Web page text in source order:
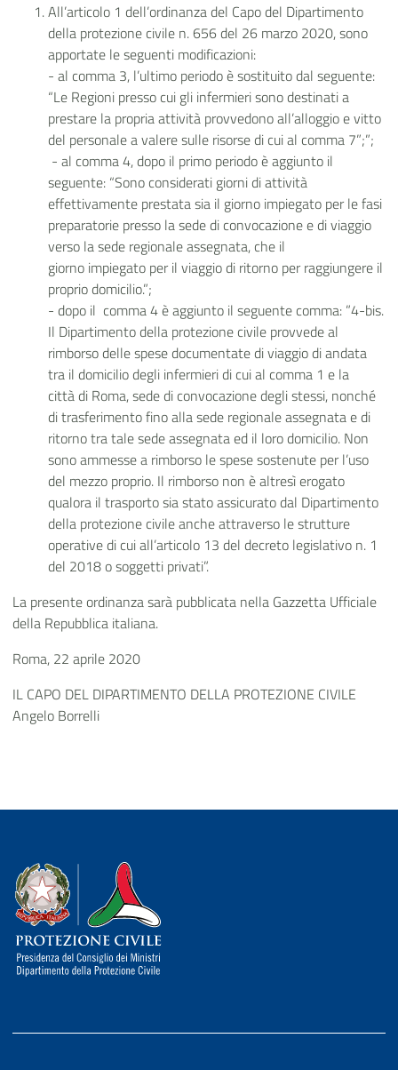
All’articolo 1 dell’ordinanza del Capo del Dipartimento
della protezione civile n. 656 del 26 marzo 2020, sono
apportate le seguenti modificazioni:
- al comma 3, l’ultimo periodo è sostituito dal seguente:
“Le Regioni presso cui gli infermieri sono destinati a
prestare la propria attività provvedono all’alloggio e vitto
del personale a valere sulle risorse di cui al comma 7”;”;
- al comma 4, dopo il primo periodo è aggiunto il
seguente: “Sono considerati giorni di attività
effettivamente prestata sia il giorno impiegato per le fasi
preparatorie presso la sede di convocazione e di viaggio
verso la sede regionale assegnata, che il
giorno impiegato per il viaggio di ritorno per raggiungere il
proprio domicilio.”;
- dopo il comma 4 è aggiunto il seguente comma: ”4-bis.
Il Dipartimento della protezione civile provvede al
rimborso delle spese documentate di viaggio di andata
tra il domicilio degli infermieri di cui al comma 1 e la
città di Roma, sede di convocazione degli stessi, nonché
di trasferimento fino alla sede regionale assegnata e di
ritorno tra tale sede assegnata ed il loro domicilio. Non
sono ammesse a rimborso le spese sostenute per l’uso
del mezzo proprio. Il rimborso non è altresì erogato
qualora il trasporto sia stato assicurato dal Dipartimento
della protezione civile anche attraverso le strutture
operative di cui all’articolo 13 del decreto legislativo n. 1
del 2018 o soggetti privati”.
La presente ordinanza sarà pubblicata nella Gazzetta Ufficiale
della Repubblica italiana.
Roma, 22 aprile 2020
IL CAPO DEL DIPARTIMENTO DELLA PROTEZIONE CIVILE
Angelo Borrelli
Dipartimento della Protezione Civile